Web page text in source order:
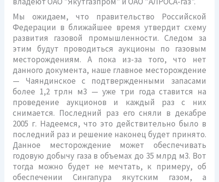
Мы ожидаем, что правительство Российской
Федерации в ближайшее время утвердит схему
развития газовой промышленности. Следом за
этим будут проводиться аукционы по газовым
месторождениям. А пока из-за того, что нет
данного документа, наше главное месторождение
— Чаяндинское с подтвержденными запасами
более 1,2 трлн м3 — уже три года ставится на
проведение аукционов и каждый раз с них
снимается. Последний раз его сняли в декабре
2005 г. Надеемся, что это действительно было в
последний раз и решение наконец будет принято.
Данное месторождение может обеспечивать
годовую добычу газа в объемах до 35 млрд м3. Вот
тогда можно будет не мечтать, к примеру, об
обеспечении Сингапура якутским газом, а